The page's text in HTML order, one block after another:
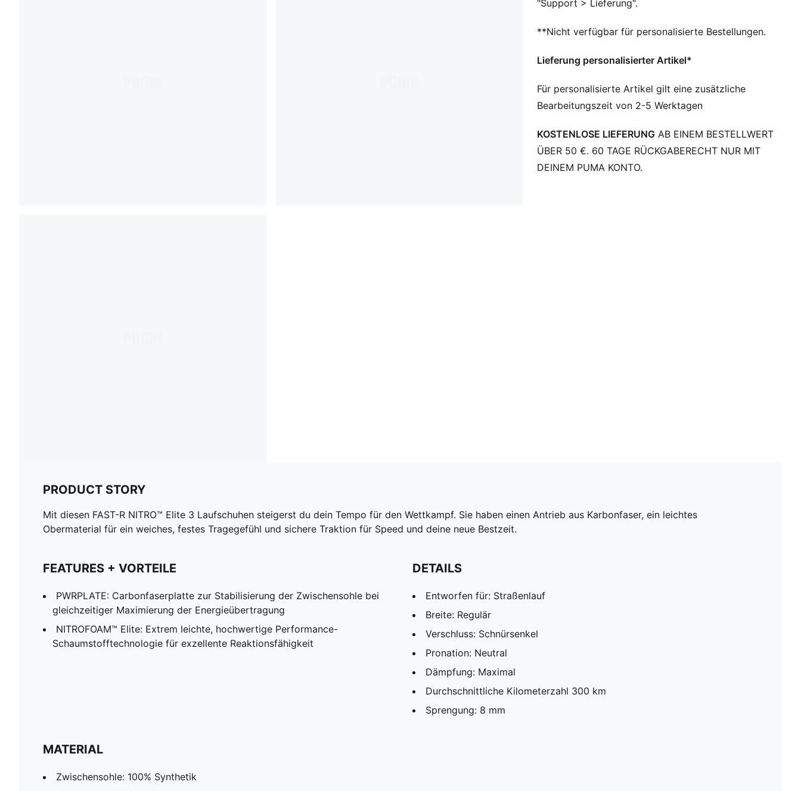
Breite: Regulär
Pronation: Neutral
Durchschnittliche Kilometerzahl 300 km
"Support > Lieferung".
**Nicht verfügbar für personalisierte Bestellungen.
Lieferung personalisierter Artikel*
Für personalisierte Artikel gilt eine zusätzliche
Bearbeitungszeit von 2-5 Werktagen
KOSTENLOSE LIEFERUNG AB EINEM BESTELLWERT
ÜBER 50 €. 60 TAGE RÜCKGABERECHT NUR MIT
DEINEM PUMA KONTO.
PRODUCT STORY
Mit diesen FAST-R NITRO™ Elite 3 Laufschuhen steigerst du dein Tempo für den Wettkampf. Sie haben einen Antrieb aus Karbonfaser, ein leichtes
Obermaterial für ein weiches, festes Tragegefühl und sichere Traktion für Speed und deine neue Bestzeit.
FEATURES + VORTEILE
PWRPLATE: Carbonfaserplatte zur Stabilisierung der Zwischensohle bei
gleichzeitiger Maximierung der Energieübertragung
NITROFOAM™ Elite: Extrem leichte, hochwertige Performance-
Schaumstofftechnologie für exzellente Reaktionsfähigkeit
DETAILS
Entworfen für: Straßenlauf
Breite: Regulär
Verschluss: Schnürsenkel
Pronation: Neutral
Dämpfung: Maximal
Durchschnittliche Kilometerzahl 300 km
Sprengung: 8 mm
MATERIAL
Zwischensohle: 100% Synthetik